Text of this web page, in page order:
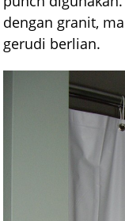
dengan granit,
gerudi berlian.